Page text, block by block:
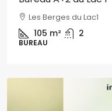
Les Berges du Lac1
105 m² 2
BUREAU